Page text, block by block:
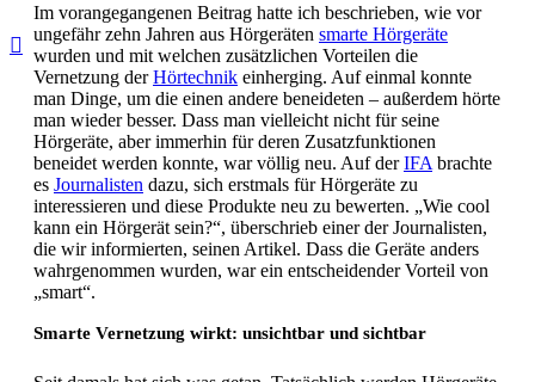
Im vorangegangenen Beitrag hatte ich beschrieben, wie vor
ungefähr zehn Jahren aus Hörgeräten smarte Hörgeräte
wurden und mit welchen zusätzlichen Vorteilen die
Vernetzung derHörtechnik einherging. Auf einmal konnte
man Dinge, um die einen andere beneideten – außerdem hörte
man wieder besser. Dass man vielleicht nicht für seine
Hörgeräte, aber immerhin für deren Zusatzfunktionen
beneidet werden konnte, war völlig neu. Auf derIFA brachte
es Journalisten dazu, sich erstmals für Hörgeräte zu
interessieren und diese Produkte neu zu bewerten. „Wie cool
kann ein Hörgerät sein?“, überschrieb einer der Journalisten,
die wir informierten, seinen Artikel. Dass die Geräte anders
wahrgenommen wurden, war ein entscheidender Vorteil von
„smart“.
Smarte Vernetzung wirkt: unsichtbar und sichtbar